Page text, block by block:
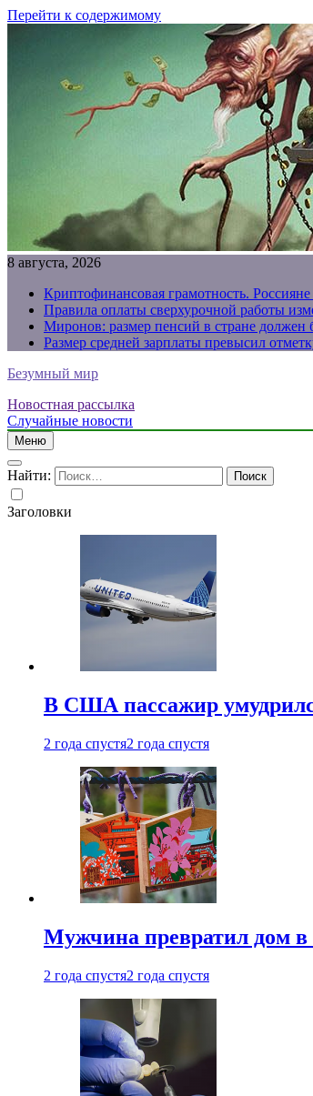
Перейти к содержимому
8 августа, 2026
Криптофинансовая грамотность.
Правила оплаты сверхурочной работы
Миронов: размер пенсий в стране должен
Размер средней зарплаты превысил
Безумный мир
Новостная рассылка
Случайные новости
Меню
Найти:
Заголовки
В США пассажир
2 года спустя2 года спустя
Мужчина превратил дом в
2 года спустя2 года спустя